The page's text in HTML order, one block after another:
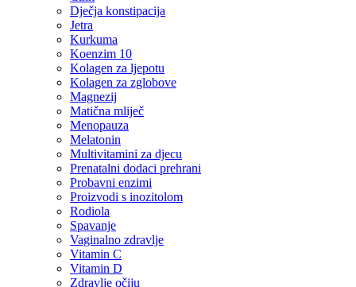
Dječja konstipacija
Jetra
Kurkuma
Koenzim 10
Kolagen za ljepotu
Kolagen za zglobove
Magnezij
Matična mliječ
Menopauza
Melatonin
Multivitamini za djecu
Prenatalni dodaci prehrani
Probavni enzimi
Proizvodi s inozitolom
Rodiola
Spavanje
Vaginalno zdravlje
Vitamin C
Vitamin D
Zdravlje očiju